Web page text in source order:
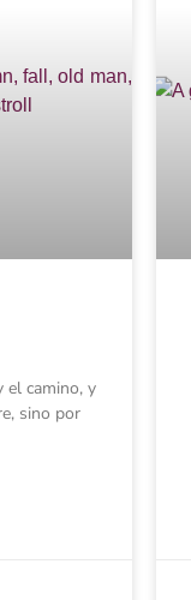
el camino, y
sino por